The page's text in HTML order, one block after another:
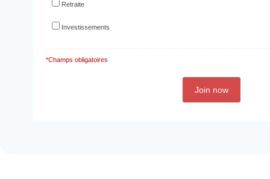
Retraite
Investissements
*Champs obligatoires